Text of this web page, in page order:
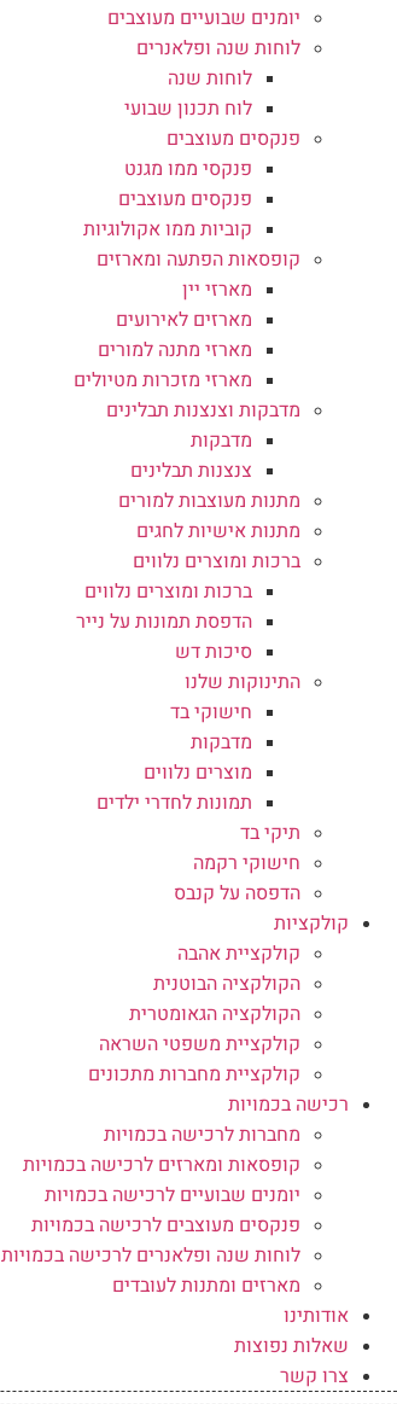
יומנים שבועיים מעוצבים
לוחות שנה ופלאנרים
לוחות שנה
לוח תכנון שבועי
פנקסים מעוצבים
פנקסי ממו מגנט
פנקסים מעוצבים
קוביות ממו אקולוגיות
קופסאות הפתעה ומארזים
מארזי יין
מארזים לאירועים
מארזי מתנה למורים
מארזי מזכרות מטיולים
מדבקות וצנצנות תבלינים
מדבקות
צנצנות תבלינים
מתנות מעוצבות למורים
מתנות אישיות לחגים
ברכות ומוצרים נלווים
ברכות ומוצרים נלווים
הדפסת תמונות על נייר
סיכות דש
התינוקות שלנו
חישוקי בד
מדבקות
מוצרים נלווים
תמונות לחדרי ילדים
תיקי בד
חישוקי רקמה
הדפסה על קנבס
קולקציות
קולקציית אהבה
הקולקציה הבוטנית
הקולקציה הגאומטרית
קולקציית משפטי השראה
קולקציית מחברות מתכונים
רכישה בכמויות
מחברות לרכישה בכמויות
קופסאות ומארזים לרכישה בכמויות
יומנים שבועיים לרכישה בכמויות
פנקסים מעוצבים לרכישה בכמויות
לוחות שנה ופלאנרים לרכישה בכמויות
מארזים ומתנות לעובדים
אודותינו
שאלות נפוצות
צרו קשר